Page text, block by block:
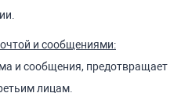
и сообщениями:
и сообщения, предотвращает
лицам.